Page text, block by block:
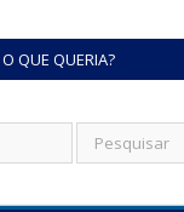
QUE QUERIA?